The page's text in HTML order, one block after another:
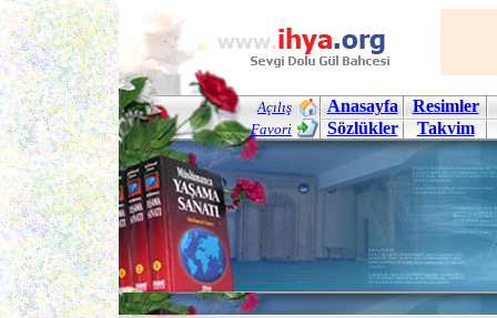
Açılış
Favori
Anasayfa
Resimler
Sözlükler
Takvim